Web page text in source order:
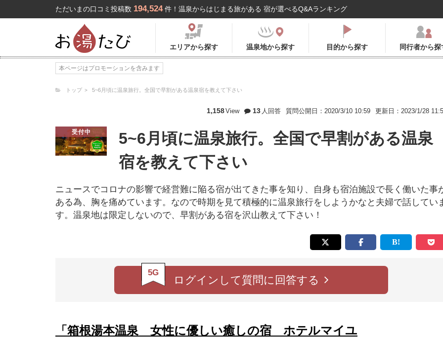
ただいまの口コミ投稿数 194,524 件！温泉からはじまる旅がある 宿が選べるQ&Aランキング
エリアから探す 温泉地から探す 目的から探す 同行者から探
本ページはプロモーションを含みます
トップ 5~6月頃に温泉旅行。全国で早割がある温泉宿を教えて下さい
1,158View 13 人回答 質問公開日：2020/3/10 10:59 更新日：2023/1/28
受付中
5~6月頃に温泉旅行。全国で早割がある温泉
宿を教えて下さい
ニュースでコロナの影響で経営難に陥る宿が出てきた事を知り、自身も宿泊施設で長く働いた事
ある為、胸を痛めています。なので時期を見て積極的に温泉旅行をしようかなと夫婦で話してい
す。温泉地は限定しないので、早割がある宿を沢山教えて下さい！
5G
ログインして質問に回答する
「箱根湯本温泉 女性に優しい癒しの宿 ホテルマイユ